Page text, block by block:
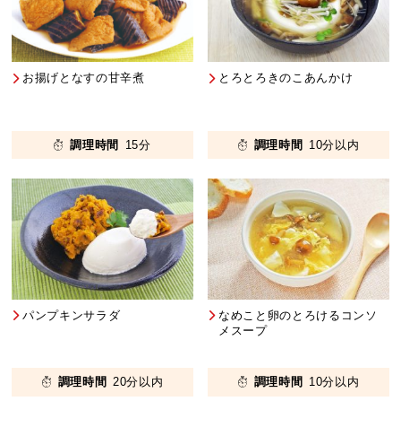
お揚げとなすの甘辛煮
調理時間 15分
とろとろきのこあんかけ
調理時間 10分以内
パンプキンサラダ
調理時間 20分以内
なめこと卵のとろけるコンソ
メスープ
調理時間 10分以内